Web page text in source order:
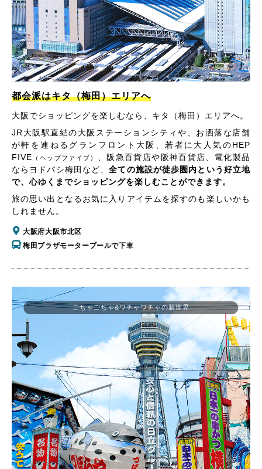
都会派はキタ（梅田）エリアへ
大阪でショッピングを楽しむなら、キタ（梅田）エリアへ。
JR大阪駅直結の大阪ステーションシティや、お洒落な店舗
が軒を連ねるグランフロント大阪、若者に大人気のHEP
FIVE （ヘップファイブ）
、阪急百貨店や阪神百貨店、電化製品
ならヨドバシ梅田など、全ての施設が徒歩圏内という好立地
で、心ゆくまでショッピングを楽しむことができます。
旅の思い出となるお気に入りアイテムを探すのも楽しいかも
しれません。
大阪府大阪市北区
梅田プラザモータープールで下車
ごちゃごちゃ&ワチャワチャの新世界